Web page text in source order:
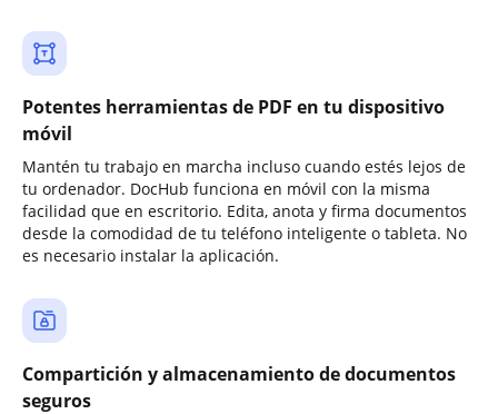
Potentes herramientas de PDF en tu dispositivo
móvil
Mantén tu trabajo en marcha incluso cuando estés lejos de
tu ordenador. DocHub funciona en móvil con la misma
facilidad que en escritorio. Edita, anota y firma documentos
desde la comodidad de tu teléfono inteligente o tableta. No
es necesario instalar la aplicación.
Compartición y almacenamiento de documentos
seguros